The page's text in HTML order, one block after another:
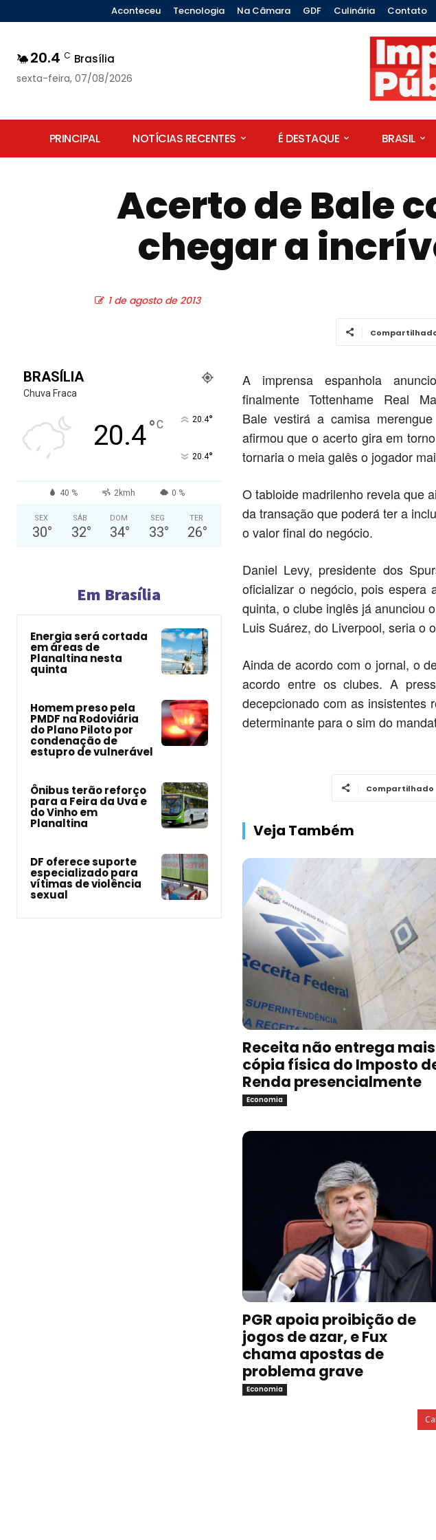
Aconteceu Tecnologia Na Câmara GDF Culinária Contato
20.4 C Brasília
sexta-feira, 07/08/2026
PRINCIPAL NOTÍCIAS RECENTES É DESTAQUE BRASIL
Acerto de Bale
chegar a
1 de agosto de 2013
BRASÍLIA
Chuva Fraca
20.4°C 20.4°
20.4°
40 % 2kmh 0 %
SEX
30°
SÁB
32°
DOM
34°
SEG
33°
TER
26°
Em Brasília
Energia será cortada
em áreas de
Planaltina nesta
quinta
Homem preso pela
PMDF na Rodoviária
do Plano Piloto por
condenação de
estupro de vulnerável
Ônibus terão reforço
para a Feira da Uva e
do Vinho em
Planaltina
DF oferece suporte
especializado para
vítimas de violência
sexual
A imprensa espanhola
finalmente Tottenhame Real
Bale vestirá a camisa
afirmou que o acerto gira em
tornaria o meia galês o jogador
O tabloide madrilenho revela que
da transação que poderá ter a
o valor final do negócio.
Daniel Levy, presidente dos
oficializar o negócio, pois espera
quinta, o clube inglês já anunciou
Luis Suárez, do Liverpool, seria o
Ainda de acordo com o jornal, o
acordo entre os clubes. A
decepcionado com as insistentes
determinante para o sim do
Compartilhado
Veja Também
Receita não entrega mais
cópia física do Imposto
Renda presencialmente
Economia
PGR apoia proibição de
jogos de azar, e Fux
chama apostas de
problema grave
Economia